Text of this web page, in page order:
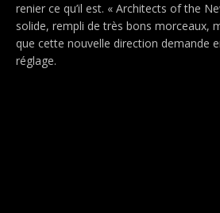
renier ce qu’il est. « Architects of the
solide, rempli de très bons morceaux,
que cette nouvelle direction demande
réglage.